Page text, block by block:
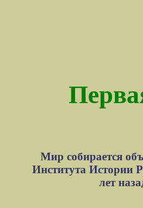
Мир собирается
Института Истории
лет